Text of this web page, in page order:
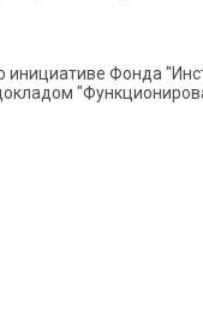
Фонда